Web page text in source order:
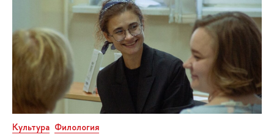
Культура Филология